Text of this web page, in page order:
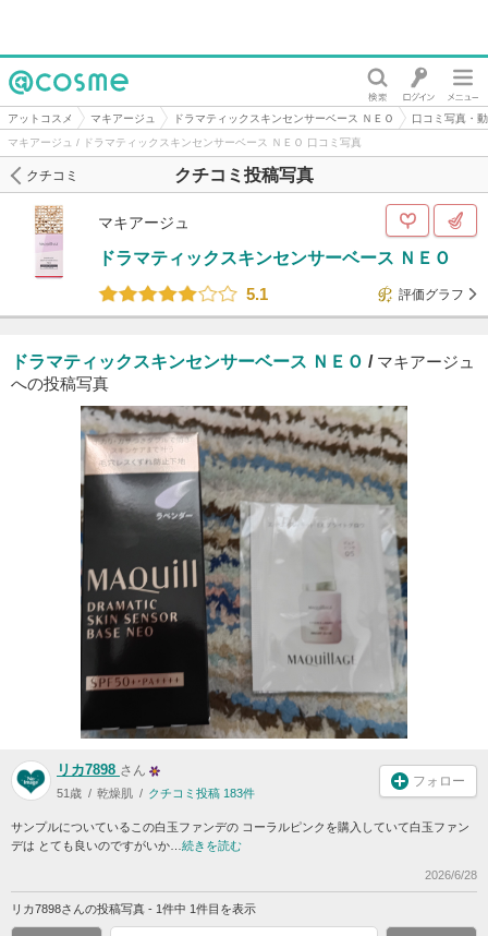
@cosme
アットコスメ マキアージュ ドラマティックスキンセンサーベース ＮＥＯ
口コミ写真・
マキアージュ / ドラマティックスキンセンサーベース ＮＥＯ 口コミ写真
クチコミ投稿写真
クチコミ
マキアージュ
ドラマティックスキンセンサーベース ＮＥＯ
5.1
評価グラフ
ドラマティックスキンセンサーベース ＮＥＯ / マキアージュ
への投稿写真
リカ7898 さん
51歳 乾燥肌 クチコミ投稿 183件
フォロー
サンプルについているこの白玉ファンデの コーラルピンクを購入していて白玉ファン
デは とても良いのですがいか… 続きを読む
2026/6/28
リカ7898さんの投稿写真 - 1件中 1件目を表示